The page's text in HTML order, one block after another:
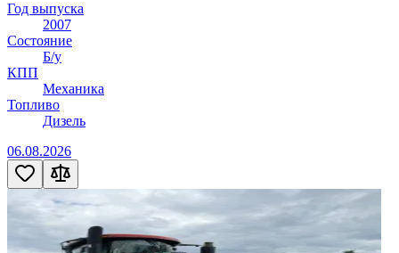
Год выпуска
2007
Состояние
Б/у
КПП
Механика
Топливо
Дизель
06.08.2026